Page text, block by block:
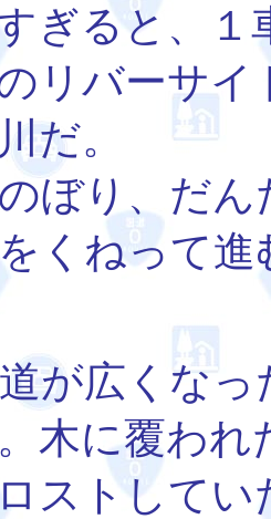
ぎると、１
リバーサイ
だ。
ぼり、だん
くねって
が広くなっ
木に覆わ
ストしてい